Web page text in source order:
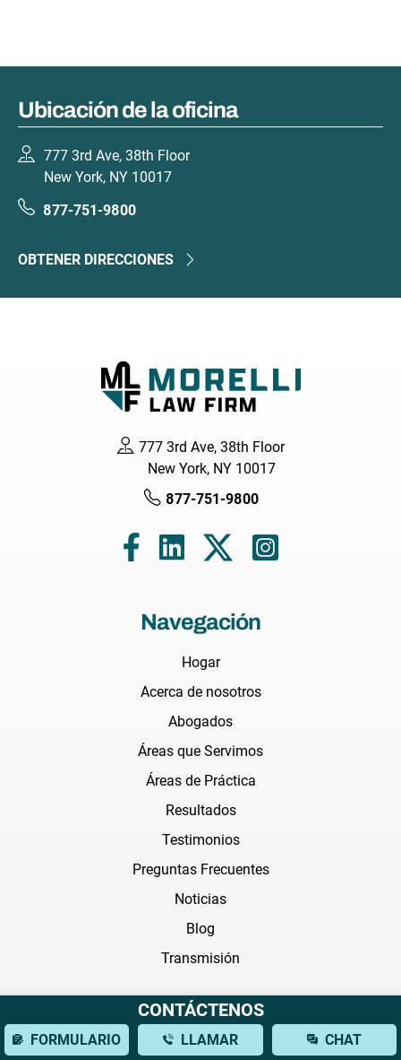
Ubicación de la oficina
777 3rd Ave, 38th Floor
New York, NY 10017
877-751-9800
OBTENER DIRECCIONES
777 3rd Ave, 38th Floor
New York, NY 10017
877-751-9800
Navegación
Hogar
Acerca de nosotros
Abogados
Áreas que Servimos
Áreas de Práctica
Resultados
Testimonios
Preguntas Frecuentes
Noticias
Blog
Transmisión
Areas de práctica
Abogado de accidentes de auto
CONTÁCTENOS
FORMULARIO LLAMAR CHAT